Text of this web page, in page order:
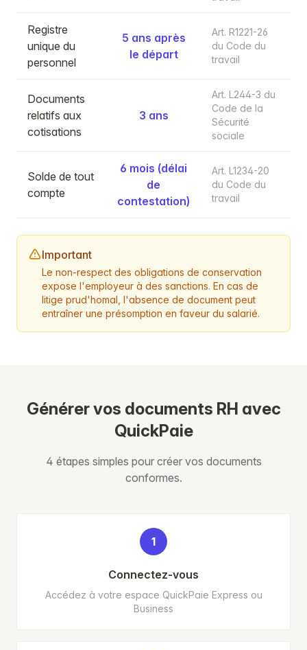
Registre
unique du
personnel
5 ans après
le départ
Art. R1221-26
du Code du
travail
Documents
relatifs aux
cotisations
3 ans
Art. L244-3 du
Code de la
Sécurité
sociale
Solde de tout
compte
6 mois (délai
de
contestation)
Art. L1234-20
du Code du
travail
Important
Le non-respect des obligations de conservation
expose l'employeur à des sanctions. En cas de
litige prud'homal, l'absence de document peut
entraîner une présomption en faveur du salarié.
Générer vos documents RH avec
QuickPaie
4 étapes simples pour créer vos documents
conformes.
1
Connectez-vous
Accédez à votre espace QuickPaie Express ou
Business